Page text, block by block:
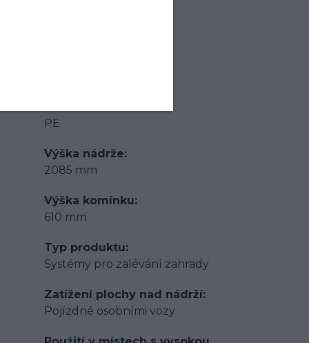
PE
Výška nádrže
2085 mm
Výška komínku
610 mm
Typ produktu
Systémy pro zalévání zahrady
Zatížení plochy nad nádrží
Pojízdné osobními vozy